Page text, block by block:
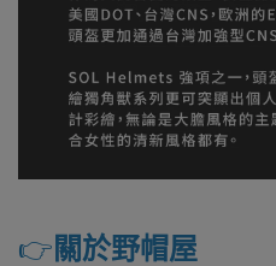
👉️ 關於野帽屋